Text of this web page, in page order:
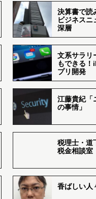
決算書で読
ビジネスニ
深層
文系サラリ
もできる
プリ開発
江藤貴紀「
の事情」
税理士・道
税金相談室
香ばしい